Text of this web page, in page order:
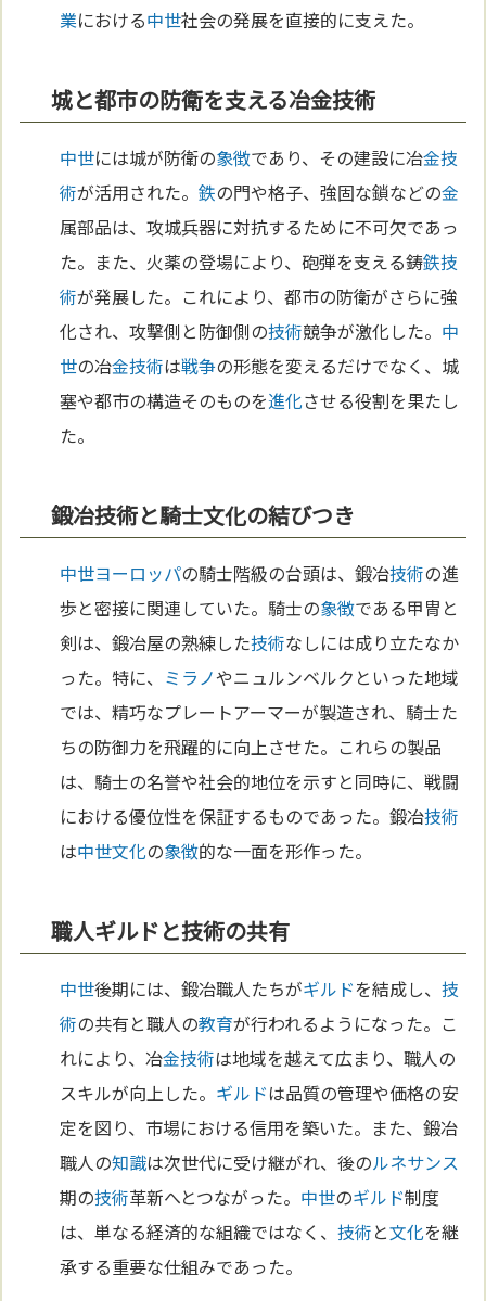
業における中世社会の発展を直接的に支えた。
城と都市の防衛を支える冶金技術
中世には城が防衛の象徴であり、その建設に冶金技
術が活用された。鉄の門や格子、強固な鎖などの金
属部品は、攻城兵器に対抗するために不可欠であっ
た。また、火薬の登場により、砲弾を支える鋳鉄技
術が発展した。これにより、都市の防衛がさらに強
化され、攻撃側と防御側の技術競争が激化した。 中
世の冶金技術は戦争の形態を変えるだけでなく、城
塞や都市の構造そのものを進化させる役割を果たし
た。
鍛冶技術と騎士文化の結びつき
中世ヨーロッパの騎士階級の台頭は、鍛冶技術の進
歩と密接に関連していた。騎士の象徴である甲冑と
剣は、鍛冶屋の熟練した技術なしには成り立たなか
った。特に、 ミラノやニュルンベルクといった地域
では、精巧なプレートアーマーが製造され、騎士た
ちの防御力を飛躍的に向上させた。これらの製品
は、騎士の名誉や社会的地位を示すと同時に、戦闘
における優位性を保証するものであった。鍛冶技術
は中世文化の象徴的な一面を形作った。
職人ギルドと技術の共有
中世後期には、鍛冶職人たちがギルドを結成し、技
術の共有と職人の教育が行われるようになった。こ
れにより、冶金技術は地域を越えて広まり、職人の
スキルが向上した。 ギルドは品質の管理や価格の安
定を図り、市場における信用を築いた。また、鍛冶
職人の知識は次世代に受け継がれ、後のルネサンス
期の技術革新へとつながった。 中世のギルド制度
は、単なる経済的な組織ではなく、技術と文化を継
承する重要な仕組みであった。